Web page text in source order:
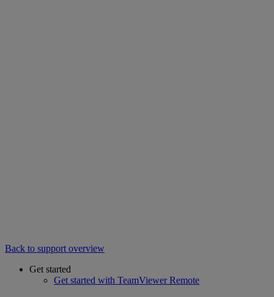
Back to support overview
Get started
Get started with TeamViewer Remote